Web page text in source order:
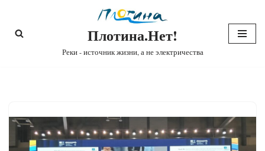
Перейти
Плотина.Нет!
Реки - источник жизни, а не электричества